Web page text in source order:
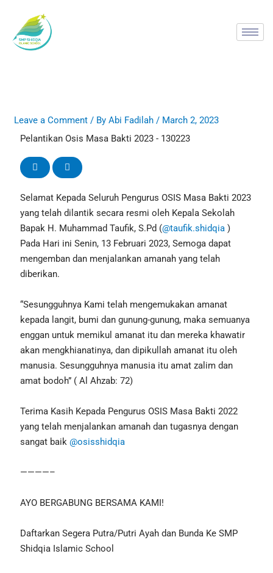
content
Leave a Comment / ByAbi Fadilah/ March 2, 2023
Pelantikan Osis Masa Bakti 2023 - 130223
Selamat Kepada Seluruh Pengurus OSIS Masa Bakti 2023
yang telah dilantik secara resmi oleh Kepala Sekolah
Bapak H. Muhammad Taufik, S.Pd (@taufik.shidqia )
Pada Hari ini Senin, 13 Februari 2023, Semoga dapat
mengemban dan menjalankan amanah yang telah
diberikan.
“Sesungguhnya Kami telah mengemukakan amanat
kepada langit, bumi dan gunung-gunung, maka semuanya
enggan untuk memikul amanat itu dan mereka khawatir
akan mengkhianatinya, dan dipikullah amanat itu oleh
manusia. Sesungguhnya manusia itu amat zalim dan
amat bodoh” ( Al Ahzab: 72)
Terima Kasih Kepada Pengurus OSIS Masa Bakti 2022
yang telah menjalankan amanah dan tugasnya dengan
sangat baik@osisshidqia
————–
AYO BERGABUNG BERSAMA KAMI!
Daftarkan Segera Putra/Putri Ayah dan Bunda Ke SMP
Shidqia Islamic School